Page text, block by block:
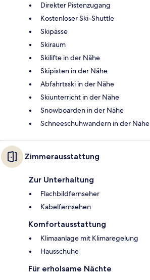
Direkter Pistenzugang
Kostenloser Ski-Shuttle
Skipässe
Skiraum
Skilifte in der Nähe
Skipisten in der Nähe
Abfahrtsski in der Nähe
Skiunterricht in der Nähe
Snowboarden in der Nähe
Schneeschuhwandern in der Nähe
Zimmerausstattung
Zur Unterhaltung
Flachbildfernseher
Kabelfernsehen
Komfortausstattung
Klimaanlage mit Klimaregelung
Hausschuhe
Für erholsame Nächte